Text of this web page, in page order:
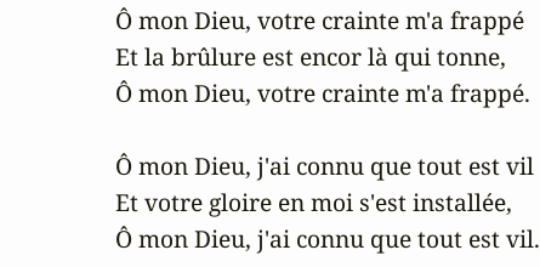
Ô mon Dieu, votre crainte m'a frappé
Et la brûlure est encor là qui tonne,
Ô mon Dieu, votre crainte m'a frappé.
Ô mon Dieu, j'ai connu que tout est vil
Et votre gloire en moi s'est installée,
Ô mon Dieu, j'ai connu que tout est vil.